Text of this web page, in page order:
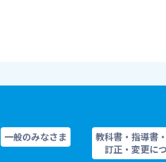
一般のみなさま
教科書・指導書
訂正・変更に